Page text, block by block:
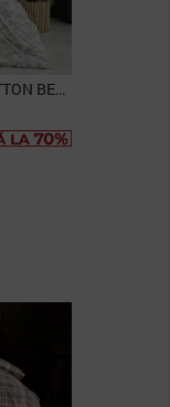
SET LENJERIE DE PAT EASY COTTON BELINDA DOUBLE...